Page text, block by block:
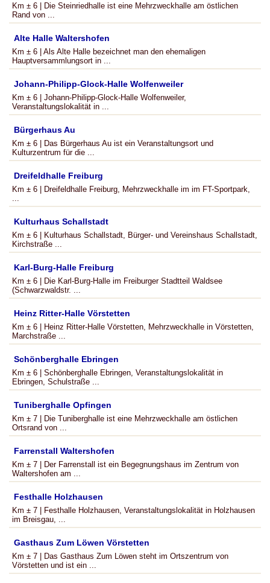
Km ± 6 | Die Steinriedhalle ist eine Mehrzweckhalle am östlichen
Rand von ...
Alte Halle Waltershofen
Km ± 6 | Als Alte Halle bezeichnet man den ehemaligen
Hauptversammlungsort in ...
Johann-Philipp-Glock-Halle Wolfenweiler
Km ± 6 | Johann-Philipp-Glock-Halle Wolfenweiler,
Veranstaltungslokalität in ...
Bürgerhaus Au
Km ± 6 | Das Bürgerhaus Au ist ein Veranstaltungsort und
Kulturzentrum für die ...
Dreifeldhalle Freiburg
Km ± 6 | Dreifeldhalle Freiburg, Mehrzweckhalle im im FT-Sportpark,
...
Kulturhaus Schallstadt
Km ± 6 | Kulturhaus Schallstadt, Bürger- und Vereinshaus Schallstadt,
Kirchstraße ...
Karl-Burg-Halle Freiburg
Km ± 6 | Die Karl-Burg-Halle im Freiburger Stadtteil Waldsee
(Schwarzwaldstr. ...
Heinz Ritter-Halle Vörstetten
Km ± 6 | Heinz Ritter-Halle Vörstetten, Mehrzweckhalle in Vörstetten,
Marchstraße ...
Schönberghalle Ebringen
Km ± 6 | Schönberghalle Ebringen, Veranstaltungslokalität in
Ebringen, Schulstraße ...
Tuniberghalle Opfingen
Km ± 7 | Die Tuniberghalle ist eine Mehrzweckhalle am östlichen
Ortsrand von ...
Farrenstall Waltershofen
Km ± 7 | Der Farrenstall ist ein Begegnungshaus im Zentrum von
Waltershofen am ...
Festhalle Holzhausen
Km ± 7 | Festhalle Holzhausen, Veranstaltungslokalität in Holzhausen
im Breisgau, ...
Gasthaus Zum Löwen Vörstetten
Km ± 7 | Das Gasthaus Zum Löwen steht im Ortszentrum von
Vörstetten und ist ein ...